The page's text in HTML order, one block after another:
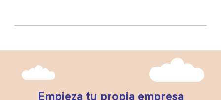
Empieza tu propia empresa